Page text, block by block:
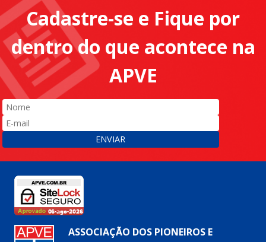
Cadastre-se e Fique por
dentro do que acontece na
APVE
ENVIAR
ASSOCIAÇÃO DOS PIONEIROS E